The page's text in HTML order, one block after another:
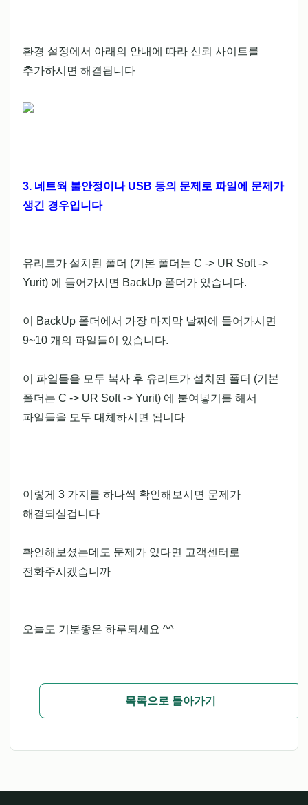
환경 설정에서 아래의 안내에 따라 신뢰 사이트를
추가하시면 해결됩니다
3. 네트웍 불안정이나 USB 등의 문제로 파일에 문제가
생긴 경우입니다
유리트가 설치된 폴더 (기본 폴더는 C -> UR Soft ->
Yurit) 에 들어가시면 BackUp 폴더가 있습니다.
이 BackUp 폴더에서 가장 마지막 날짜에 들어가시면
9~10 개의 파일들이 있습니다.
이 파일들을 모두 복사 후 유리트가 설치된 폴더 (기본
폴더는 C -> UR Soft -> Yurit) 에 붙여넣기를 해서
파일들을 모두 대체하시면 됩니다
이렇게 3 가지를 하나씩 확인해보시면 문제가
해결되실겁니다
확인해보셨는데도 문제가 있다면 고객센터로
전화주시겠습니까
오늘도 기분좋은 하루되세요 ^^
목록으로 돌아가기